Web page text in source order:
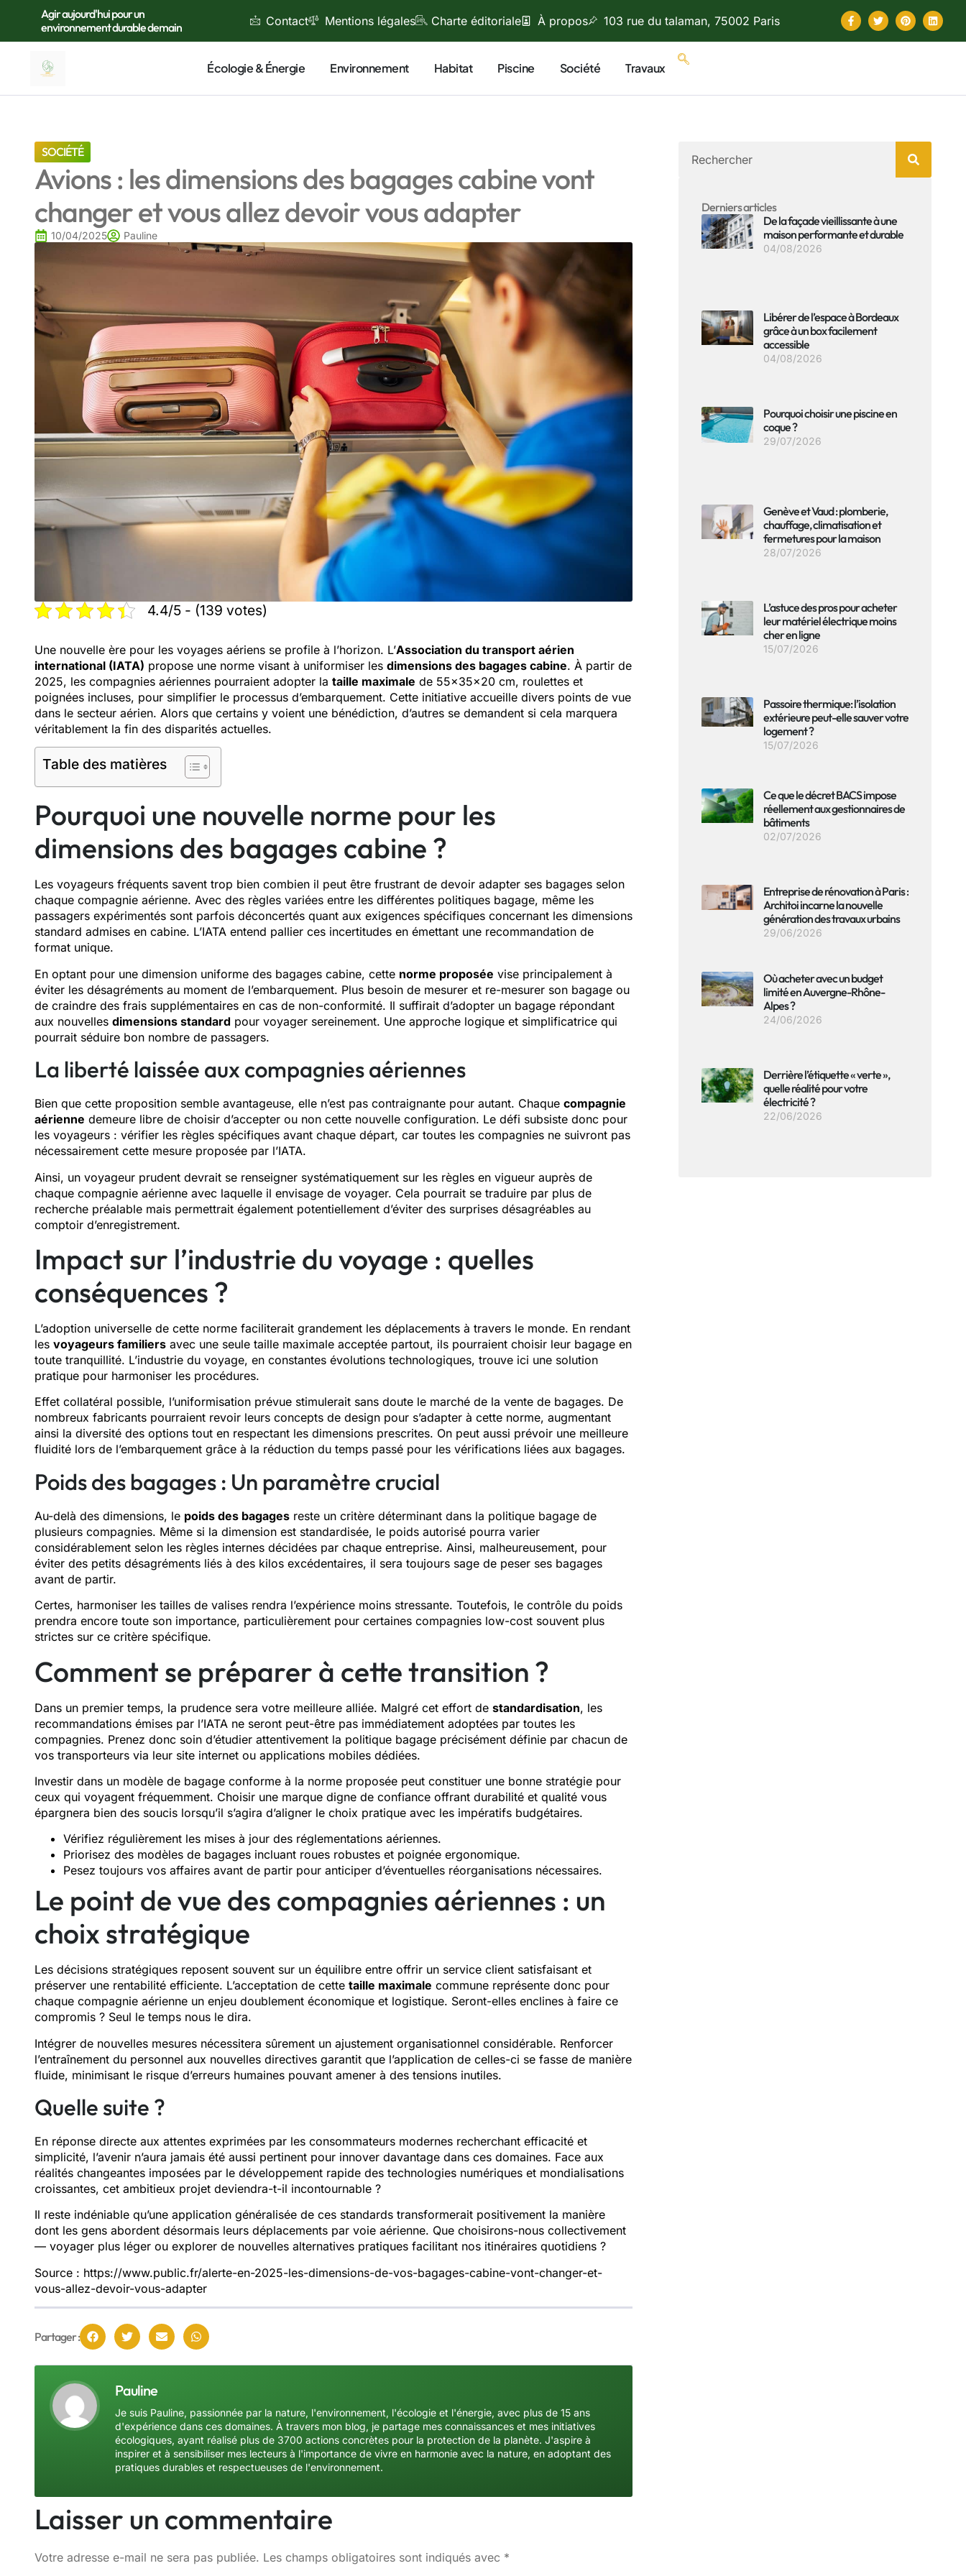
Agir aujourd'hui pour un
environnement durable demain
Contact Mentions légales Charte éditoriale À propos 103 rue du talaman, 75002 Paris
Écologie & Énergie Environnement Habitat Piscine Société Travaux
SOCIÉTÉ
Avions : les dimensions des bagages cabine vont
changer et vous allez devoir vous adapter
10/04/2025 Pauline
4.4/5 - (139 votes)
Une nouvelle ère pour les voyages aériens se profile à l’horizon. L’Association du transport aérien
international (IATA) propose une norme visant à uniformiser les dimensions des bagages cabine. À partir de
2025, les compagnies aériennes pourraient adopter la taille maximale de 55×35×20 cm, roulettes et
poignées incluses, pour simplifier le processus d’embarquement. Cette initiative accueille divers points de vue
dans le secteur aérien. Alors que certains y voient une bénédiction, d’autres se demandent si cela marquera
véritablement la fin des disparités actuelles.
Table des matières
Pourquoi une nouvelle norme pour les
dimensions des bagages cabine ?
Les voyageurs fréquents savent trop bien combien il peut être frustrant de devoir adapter ses bagages selon
chaque compagnie aérienne. Avec des règles variées entre les différentes politiques bagage, même les
passagers expérimentés sont parfois déconcertés quant aux exigences spécifiques concernant les dimensions
standard admises en cabine. L’IATA entend pallier ces incertitudes en émettant une recommandation de
format unique.
En optant pour une dimension uniforme des bagages cabine, cette norme proposée vise principalement à
éviter les désagréments au moment de l’embarquement. Plus besoin de mesurer et re-mesurer son bagage ou
de craindre des frais supplémentaires en cas de non-conformité. Il suffirait d’adopter un bagage répondant
aux nouvelles dimensions standard pour voyager sereinement. Une approche logique et simplificatrice qui
pourrait séduire bon nombre de passagers.
La liberté laissée aux compagnies aériennes
Bien que cette proposition semble avantageuse, elle n’est pas contraignante pour autant. Chaque compagnie
aérienne demeure libre de choisir d’accepter ou non cette nouvelle configuration. Le défi subsiste donc pour
les voyageurs : vérifier les règles spécifiques avant chaque départ, car toutes les compagnies ne suivront pas
nécessairement cette mesure proposée par l’IATA.
Ainsi, un voyageur prudent devrait se renseigner systématiquement sur les règles en vigueur auprès de
chaque compagnie aérienne avec laquelle il envisage de voyager. Cela pourrait se traduire par plus de
recherche préalable mais permettrait également potentiellement d’éviter des surprises désagréables au
comptoir d’enregistrement.
Impact sur l’industrie du voyage : quelles
conséquences ?
L’adoption universelle de cette norme faciliterait grandement les déplacements à travers le monde. En rendant
les voyageurs familiers avec une seule taille maximale acceptée partout, ils pourraient choisir leur bagage en
toute tranquillité. L’industrie du voyage, en constantes évolutions technologiques, trouve ici une solution
pratique pour harmoniser les procédures.
Effet collatéral possible, l’uniformisation prévue stimulerait sans doute le marché de la vente de bagages. De
nombreux fabricants pourraient revoir leurs concepts de design pour s’adapter à cette norme, augmentant
ainsi la diversité des options tout en respectant les dimensions prescrites. On peut aussi prévoir une meilleure
fluidité lors de l’embarquement grâce à la réduction du temps passé pour les vérifications liées aux bagages.
Poids des bagages : Un paramètre crucial
Au-delà des dimensions, le poids des bagages reste un critère déterminant dans la politique bagage de
plusieurs compagnies. Même si la dimension est standardisée, le poids autorisé pourra varier
considérablement selon les règles internes décidées par chaque entreprise. Ainsi, malheureusement, pour
éviter des petits désagréments liés à des kilos excédentaires, il sera toujours sage de peser ses bagages
avant de partir.
Certes, harmoniser les tailles de valises rendra l’expérience moins stressante. Toutefois, le contrôle du poids
prendra encore toute son importance, particulièrement pour certaines compagnies low-cost souvent plus
strictes sur ce critère spécifique.
Comment se préparer à cette transition ?
Dans un premier temps, la prudence sera votre meilleure alliée. Malgré cet effort de standardisation, les
recommandations émises par l’IATA ne seront peut-être pas immédiatement adoptées par toutes les
compagnies. Prenez donc soin d’étudier attentivement la politique bagage précisément définie par chacun de
vos transporteurs via leur site internet ou applications mobiles dédiées.
Investir dans un modèle de bagage conforme à la norme proposée peut constituer une bonne stratégie pour
ceux qui voyagent fréquemment. Choisir une marque digne de confiance offrant durabilité et qualité vous
épargnera bien des soucis lorsqu’il s’agira d’aligner le choix pratique avec les impératifs budgétaires.
Vérifiez régulièrement les mises à jour des réglementations aériennes.
Priorisez des modèles de bagages incluant roues robustes et poignée ergonomique.
Pesez toujours vos affaires avant de partir pour anticiper d’éventuelles réorganisations nécessaires.
Le point de vue des compagnies aériennes : un
choix stratégique
Les décisions stratégiques reposent souvent sur un équilibre entre offrir un service client satisfaisant et
préserver une rentabilité efficiente. L’acceptation de cette taille maximale commune représente donc pour
chaque compagnie aérienne un enjeu doublement économique et logistique. Seront-elles enclines à faire ce
compromis ? Seul le temps nous le dira.
Intégrer de nouvelles mesures nécessitera sûrement un ajustement organisationnel considérable. Renforcer
l’entraînement du personnel aux nouvelles directives garantit que l’application de celles-ci se fasse de manière
fluide, minimisant le risque d’erreurs humaines pouvant amener à des tensions inutiles.
Quelle suite ?
En réponse directe aux attentes exprimées par les consommateurs modernes recherchant efficacité et
simplicité, l’avenir n’aura jamais été aussi pertinent pour innover davantage dans ces domaines. Face aux
réalités changeantes imposées par le développement rapide des technologies numériques et mondialisations
croissantes, cet ambitieux projet deviendra-t-il incontournable ?
Il reste indéniable qu’une application généralisée de ces standards transformerait positivement la manière
dont les gens abordent désormais leurs déplacements par voie aérienne. Que choisirons-nous collectivement
— voyager plus léger ou explorer de nouvelles alternatives pratiques facilitant nos itinéraires quotidiens ?
Source : https://www.public.fr/alerte-en-2025-les-dimensions-de-vos-bagages-cabine-vont-changer-et-
vous-allez-devoir-vous-adapter
Partager :
Pauline
Je suis Pauline, passionnée par la nature, l'environnement, l'écologie et l'énergie, avec plus de 15 ans
d'expérience dans ces domaines. À travers mon blog, je partage mes connaissances et mes initiatives
écologiques, ayant réalisé plus de 3700 actions concrètes pour la protection de la planète. J'aspire à
inspirer et à sensibiliser mes lecteurs à l'importance de vivre en harmonie avec la nature, en adoptant des
pratiques durables et respectueuses de l'environnement.
Laisser un commentaire
Votre adresse e-mail ne sera pas publiée. Les champs obligatoires sont indiqués avec *
Derniers articles
De la façade vieillissante à une
maison performante et durable
04/08/2026
Libérer de l’espace à Bordeaux
grâce à un box facilement
accessible
04/08/2026
Pourquoi choisir une piscine en
coque ?
29/07/2026
Genève et Vaud : plomberie,
chauffage, climatisation et
fermetures pour la maison
28/07/2026
L’astuce des pros pour acheter
leur matériel électrique moins
cher en ligne
15/07/2026
Passoire thermique: l’isolation
extérieure peut-elle sauver votre
logement ?
15/07/2026
Ce que le décret BACS impose
réellement aux gestionnaires de
bâtiments
02/07/2026
Entreprise de rénovation à Paris :
Architoi incarne la nouvelle
génération des travaux urbains
29/06/2026
Où acheter avec un budget
limité en Auvergne-Rhône-
Alpes ?
24/06/2026
Derrière l’étiquette « verte »,
quelle réalité pour votre
électricité ?
22/06/2026